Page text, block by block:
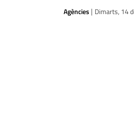
Agències | Dimarts, 14